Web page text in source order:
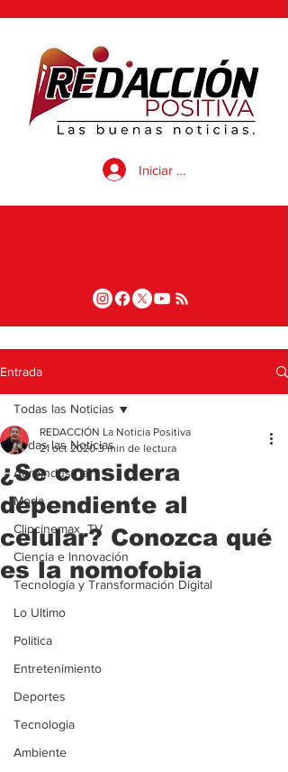
Iniciar sesión
Entrada
Todas las Noticias
Agroindustria
Moda
Clipcinemax_TV
Ciencia e Innovación
Tecnología y Transformación Digital
Lo Ultimo
Politica
Entretenimiento
Deportes
Tecnologia
Ambiente
Todas las Noticias
¿Se considera
dependiente al
celular? Conozca qué
es la nomofobia
REDACCIÓN La Noticia Positiva
21 oct 2020 3 min de lectura